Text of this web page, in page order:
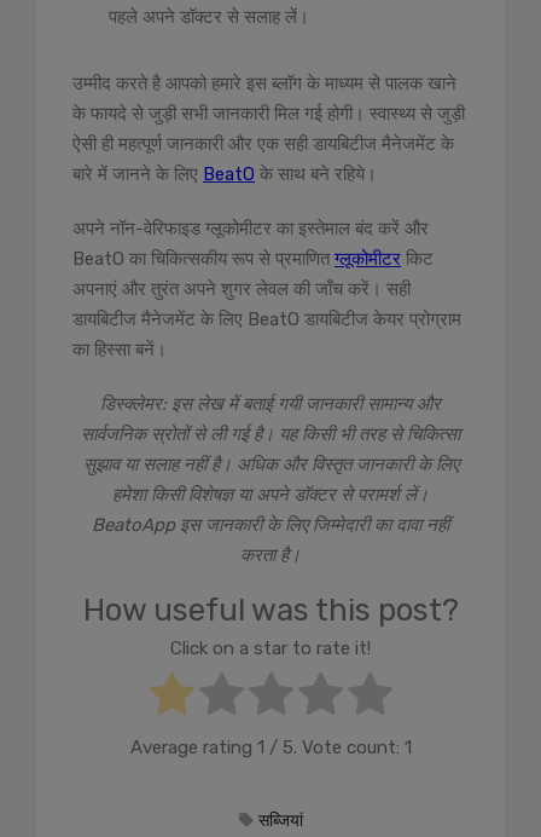
पहले अपने डॉक्टर से सलाह लें।
उम्मीद करते है आपको हमारे इस ब्लॉग के माध्यम से पालक खाने
के फायदे से जुड़ी सभी जानकारी मिल गई होगी। स्वास्थ्य से जुड़ी
ऐसी ही महत्पूर्ण जानकारी और एक सही डायबिटीज मैनेजमेंट के
बारे में जानने के लिए BeatO के साथ बने रहिये।
अपने नॉन-वेरिफाइड ग्लूकोमीटर का इस्तेमाल बंद करें और
BeatO का चिकित्सकीय रूप से प्रमाणितग्लूकोमीटर किट
अपनाएं और तुरंत अपने शुगर लेवल की जाँच करें। सही
डायबिटीज मैनेजमेंट के लिए BeatO डायबिटीज केयर प्रोग्राम
का हिस्सा बनें।
डिस्क्लेमर: इस लेख में बताई गयी जानकारी सामान्य और
सार्वजनिक स्रोतों से ली गई है। यह किसी भी तरह से चिकित्सा
सुझाव या सलाह नहीं है। अधिक और विस्तृत जानकारी के लिए
हमेशा किसी विशेषज्ञ या अपने डॉक्टर से परामर्श लें।
BeatoApp इस जानकारी के लिए जिम्मेदारी का दावा नहीं
करता है।
How useful was this post?
Click on a star to rate it!
Average rating 1 / 5. Vote count: 1
सब्जियां